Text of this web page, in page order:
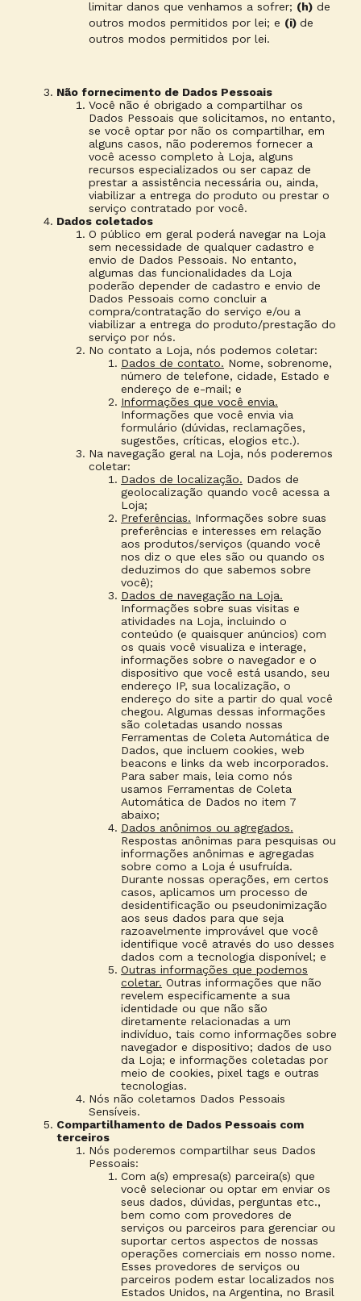
limitar danos que venhamos a sofrer; (h) de
outros modos permitidos por lei; e (i) de
outros modos permitidos por lei.
Não fornecimento de Dados Pessoais
Você não é obrigado a compartilhar os
Dados Pessoais que solicitamos, no entanto,
se você optar por não os compartilhar, em
alguns casos, não poderemos fornecer a
você acesso completo à Loja, alguns
recursos especializados ou ser capaz de
prestar a assistência necessária ou, ainda,
viabilizar a entrega do produto ou prestar o
serviço contratado por você.
Dados coletados
O público em geral poderá navegar na Loja
sem necessidade de qualquer cadastro e
envio de Dados Pessoais. No entanto,
algumas das funcionalidades da Loja
poderão depender de cadastro e envio de
Dados Pessoais como concluir a
compra/contratação do serviço e/ou a
viabilizar a entrega do produto/prestação do
serviço por nós.
No contato a Loja, nós podemos coletar:
Dados de contato. Nome, sobrenome,
número de telefone, cidade, Estado e
endereço de e-mail; e
Informações que você envia.
Informações que você envia via
formulário (dúvidas, reclamações,
sugestões, críticas, elogios etc.).
Na navegação geral na Loja, nós poderemos
coletar:
Dados de localização. Dados de
geolocalização quando você acessa a
Loja;
Preferências. Informações sobre suas
preferências e interesses em relação
aos produtos/serviços (quando você
nos diz o que eles são ou quando os
deduzimos do que sabemos sobre
você);
Dados de navegação na Loja.
Informações sobre suas visitas e
atividades na Loja, incluindo o
conteúdo (e quaisquer anúncios) com
os quais você visualiza e interage,
informações sobre o navegador e o
dispositivo que você está usando, seu
endereço IP, sua localização, o
endereço do site a partir do qual você
chegou. Algumas dessas informações
são coletadas usando nossas
Ferramentas de Coleta Automática de
Dados, que incluem cookies, web
beacons e links da web incorporados.
Para saber mais, leia como nós
usamos Ferramentas de Coleta
Automática de Dados no item 7
abaixo;
Dados anônimos ou agregados.
Respostas anônimas para pesquisas ou
informações anônimas e agregadas
sobre como a Loja é usufruída.
Durante nossas operações, em certos
casos, aplicamos um processo de
desidentificação ou pseudonimização
aos seus dados para que seja
razoavelmente improvável que você
identifique você através do uso desses
dados com a tecnologia disponível; e
Outras informações que podemos
coletar. Outras informações que não
revelem especificamente a sua
identidade ou que não são
diretamente relacionadas a um
indivíduo, tais como informações sobre
navegador e dispositivo; dados de uso
da Loja; e informações coletadas por
meio de cookies, pixel tags e outras
tecnologias.
Nós não coletamos Dados Pessoais
Sensíveis.
Compartilhamento de Dados Pessoais com
terceiros
Nós poderemos compartilhar seus Dados
Pessoais:
Com a(s) empresa(s) parceira(s) que
você selecionar ou optar em enviar os
seus dados, dúvidas, perguntas etc.,
bem como com provedores de
serviços ou parceiros para gerenciar ou
suportar certos aspectos de nossas
operações comerciais em nosso nome.
Esses provedores de serviços ou
parceiros podem estar localizados nos
Estados Unidos, na Argentina, no Brasil